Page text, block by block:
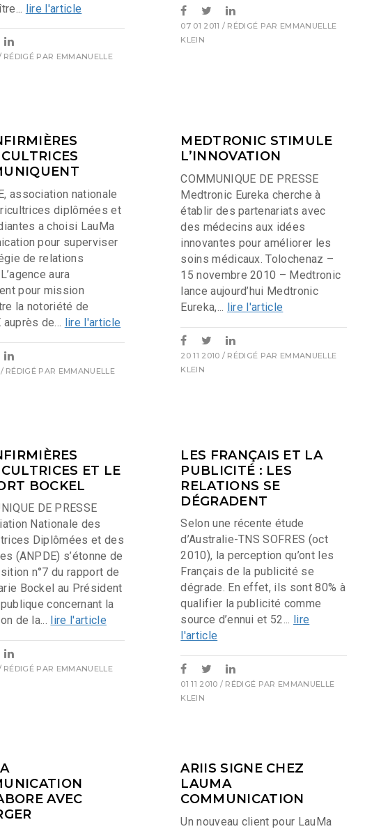
lire l'article
RÉDIGÉ PAR EMMANUELLE
07 01 2011 / RÉDIGÉ PAR EMMANUELLE
KLEIN
association nationale
diplômées et
a choisi LauMa
pour superviser
de relations
aura
pour mission
la notoriété de
auprès de... lire l'article
/ RÉDIGÉ PAR EMMANUELLE
MEDTRONIC STIMULE
L’INNOVATION
COMMUNIQUE DE PRESSE
Medtronic Eureka cherche à
établir des partenariats avec
des médecins aux idées
innovantes pour améliorer les
soins médicaux. Tolochenaz –
15 novembre 2010 – Medtronic
lance aujourd’hui Medtronic
Eureka,... lire l'article
20 11 2010 / RÉDIGÉ PAR EMMANUELLE
KLEIN
ET LE
BOCKEL
DE PRESSE
Nationale des
Diplômées et des
(ANPDE) s’étonne de
n°7 du rapport de
Bockel au Président
concernant la
de la... lire l'article
RÉDIGÉ PAR EMMANUELLE
LES FRANÇAIS ET LA
PUBLICITÉ : LES
RELATIONS SE
DÉGRADENT
Selon une récente étude
d’Australie-TNS SOFRES (oct
2010), la perception qu’ont les
Français de la publicité se
dégrade. En effet, ils sont 80% à
qualifier la publicité comme
source d’ennui et 52... lire
l'article
01 11 2010 / RÉDIGÉ PAR EMMANUELLE
KLEIN
AVEC
ARIIS SIGNE CHEZ
LAUMA
COMMUNICATION
Un nouveau client pour LauMa